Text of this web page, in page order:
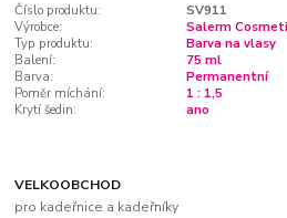
Číslo produktu:
SV911
Výrobce:
Salerm
Typ produktu:
Barva na vlasy
Balení:
75 ml
Barva:
Permanentní
Poměr míchání:
1 : 1,5
Krytí šedin:
ano
VELKOOBCHOD
pro kadeřnice a kadeřníky